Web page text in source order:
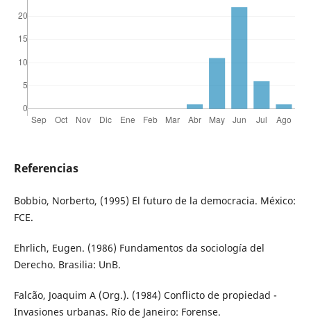
Referencias
Bobbio, Norberto, (1995) El futuro de la democracia. México:
FCE.
Ehrlich, Eugen. (1986) Fundamentos da sociología del
Derecho. Brasilia: UnB.
Falcão, Joaquim A (Org.). (1984) Conflicto de propiedad -
Invasiones urbanas. Río de Janeiro: Forense.